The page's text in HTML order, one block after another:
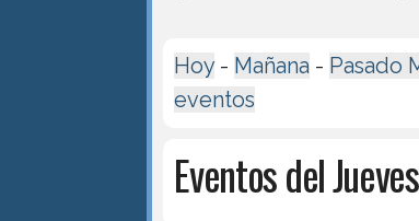
Hoy - Mañana - Pasado
eventos
Eventos del